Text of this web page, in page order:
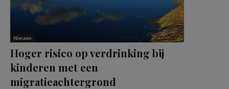
Nieuws
Hoger risico op verdrinking bij
kinderen met een
migratieachtergrond